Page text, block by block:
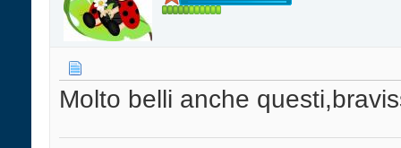
Molto belli anche